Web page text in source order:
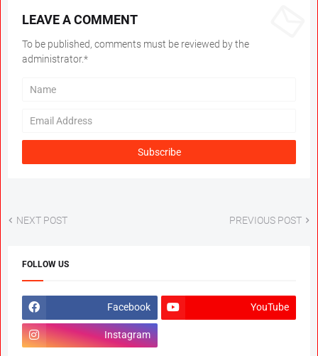
LEAVE A COMMENT
To be published, comments must be reviewed by the
administrator.*
NEXT POST PREVIOUS POST
FOLLOW US
Facebook YouTube
Instagram